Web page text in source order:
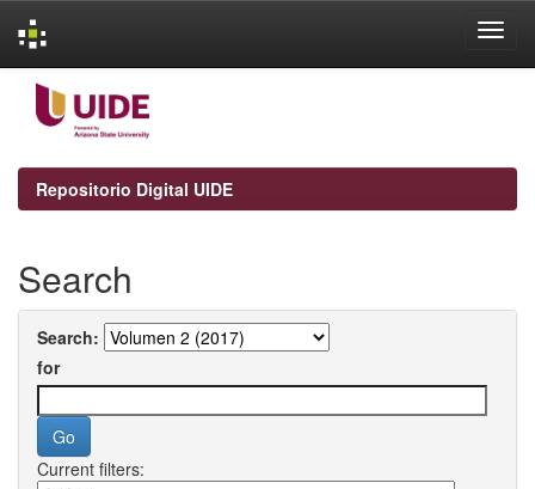
navigation
Repositorio Digital UIDE
Search
Search:
for
Current filters: